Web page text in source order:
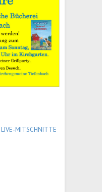
LIVE-MITSCHNITTE